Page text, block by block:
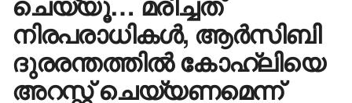
നിരപരാധികൾ, ആർസിബി
ദുരരന്തത്തിൽ കോഹ്‌ലിയെ
അറസ്റ്റ് ചെയ്യണമെന്ന്